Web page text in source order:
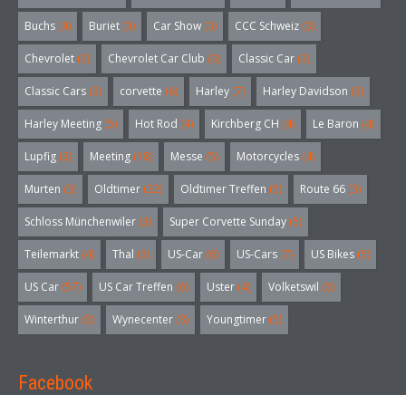
Buchs (4) Buriet (3) Car Show (3) CCC Schweiz (3)
Chevrolet (3) Chevrolet Car Club (3) Classic Car (3)
Classic Cars (3) corvette (6) Harley (7) Harley Davidson (3)
Harley Meeting (5) Hot Rod (4) Kirchberg CH (4) Le Baron (4)
Lupfig (3) Meeting (18) Messe (5) Motorcycles (4)
Murten (3) Oldtimer (32) Oldtimer Treffen (5) Route 66 (3)
Schloss Münchenwiler (3) Super Corvette Sunday (5)
Teilemarkt (4) Thal (3) US-Car (6) US-Cars (7) US Bikes (5)
US Car (57) US Car Treffen (6) Uster (4) Volketswil (3)
Winterthur (3) Wynecenter (3) Youngtimer (5)
Facebook